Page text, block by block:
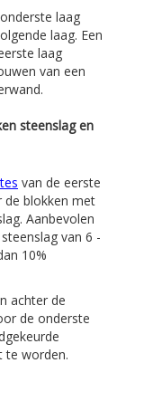
laag
laag. Een
laag
van een
steenslag en
van de eerste
de blokken met
Aanbevolen
van 6 -
10%
achter de
de onderste
te worden.